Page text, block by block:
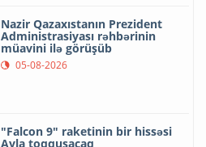
Nazir Qazaxıstanın Prezident
Administrasiyası rəhbərinin
müavini ilə görüşüb
05-08-2026
"Falcon 9" raketinin bir hissəsi
Ayla toqquşacaq